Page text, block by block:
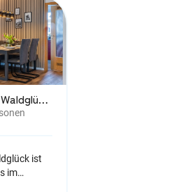
Lechsee Lodge - Haus Waldglück (Nr. 90)
ist
im